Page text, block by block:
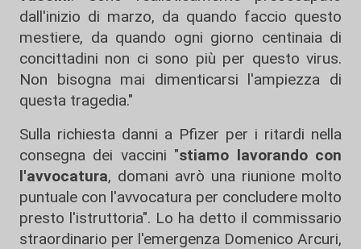
dall'inizio di marzo, da quando faccio questo
mestiere, da quando ogni giorno centinaia di
concittadini non ci sono più per questo virus.
Non bisogna mai dimenticarsi l'ampiezza di
questa tragedia."
Sulla richiesta danni a Pfizer per i ritardi nella
consegna dei vaccini "stiamo lavorando con
l'avvocatura, domani avrò una riunione molto
puntuale con l'avvocatura per concludere molto
presto l'istruttoria". Lo ha detto il commissario
straordinario per l'emergenza Domenico Arcuri,